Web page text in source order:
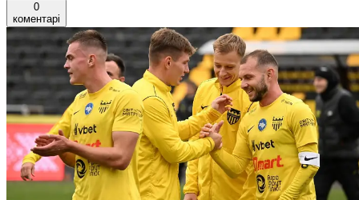
0
коментарі